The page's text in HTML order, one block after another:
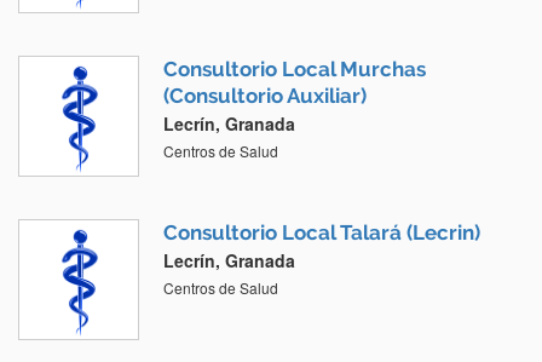
Consultorio Local Murchas
(Consultorio Auxiliar)
Lecrín, Granada
Centros de Salud
Consultorio Local Talará (Lecrin)
Lecrín, Granada
Centros de Salud